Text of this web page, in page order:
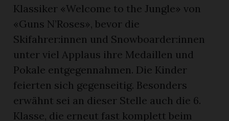
Klassiker «Welcome to the Jungle» von
«Guns N’Roses», bevor die
Skifahrer:innen und Snowboarder:innen
unter viel Applaus ihre Medaillen und
Pokale entgegennahmen. Die Kinder
feierten sich gegenseitig. Besonders
erwähnt sei an dieser Stelle auch die 6.
Klasse, die erneut fast komplett beim